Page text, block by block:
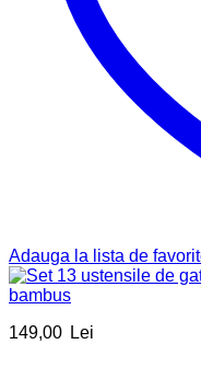
Adauga la lista de
149,00 Lei